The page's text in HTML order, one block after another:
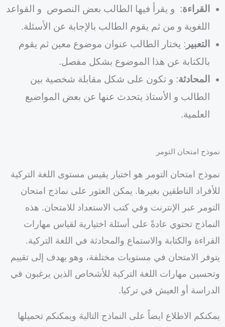
القراءة: و يقرأ فيها الطالب بعض النصوص و القواعد
اللغوية و من ثم يقوم الطالب بالإجابة عن الأسئلة.
التعبير : يختار الطالب عنوان موضوع معين ثم يقوم
بالكتابة عن هذا الموضوع بشكل مفصل.
المحادثة: و تكون على شكل مقابلة شخصية بين
الطالب و الأستاذ يتحدث عنها عن بعض المواضيع
العلمية.
نموذج امتحان التومر
نموذج امتحان التومر هو اختبار يقيس مستوى اللغة التركية
للأفراد الناطقين بغيرها. يمكن العثور على نماذج امتحان
التومر عبر الإنترنت وفي كتب الاستعداد للامتحان. هذه
النماذج تحتوي عادةً على أسئلة اختيارية لقياس مهارات
القراءة والكتابة والاستماع والمحادثة في اللغة التركية.
يتوفر الامتحان في مستويات مختلفة، وهو يهدف إلى تقييم
وتحسين مهارات اللغة التركية للأشخاص الذين يرغبون في
الدراسة أو العيش في تركيا.
يمكنكم الاطلاع ايضاً على النماذج التالية ويمكنكم تحميلها